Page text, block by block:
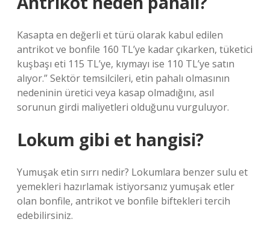
Kasapta en değerli et türü olarak kabul edilen
antrikot ve bonfile 160 TL’ye kadar çıkarken, tüketici
kuşbaşı eti 115 TL’ye, kıymayı ise 110 TL’ye satın
alıyor.” Sektör temsilcileri, etin pahalı olmasının
nedeninin üretici veya kasap olmadığını, asıl
sorunun girdi maliyetleri olduğunu vurguluyor.
Lokum gibi et hangisi?
Yumuşak etin sırrı nedir? Lokumlara benzer sulu et
yemekleri hazırlamak istiyorsanız yumuşak etler
olan bonfile, antrikot ve bonfile biftekleri tercih
edebilirsiniz.